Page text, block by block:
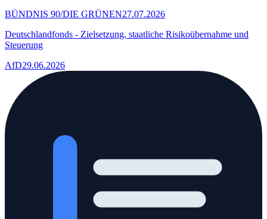
BÜNDNIS 90/DIE GRÜNEN27.07.2026
Deutschlandfonds - Zielsetzung, staatliche Risikoübernahme und
Steuerung
AfD29.06.2026